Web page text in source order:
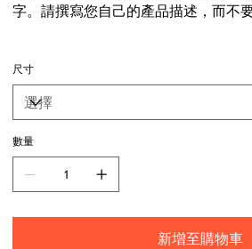
字。請撰寫您自己的產品描述，而不
尺寸
數量
新增至購物車